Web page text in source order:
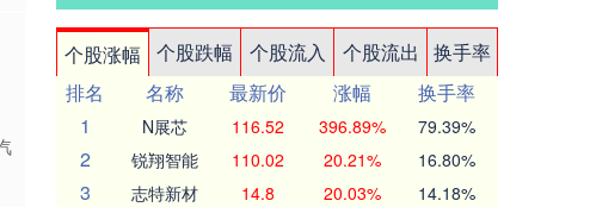
个股涨幅 个股跌幅 个股流入 个股流出
换手率
排名
名称 最新价 涨幅
换手率
1
N展芯 116.52 396.89% 79.39%
2 锐翔智能 110.02 20.21% 16.80%
3 志特新材 14.8 20.03% 14.18%